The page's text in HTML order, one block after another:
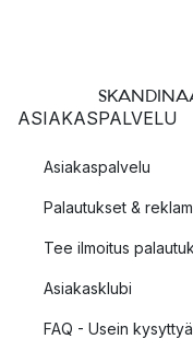
ASIAKASPALVELU
Asiakaspalvelu
Palautukset &
Tee ilmoitus
Asiakasklubi
FAQ - Usein kysyttyä